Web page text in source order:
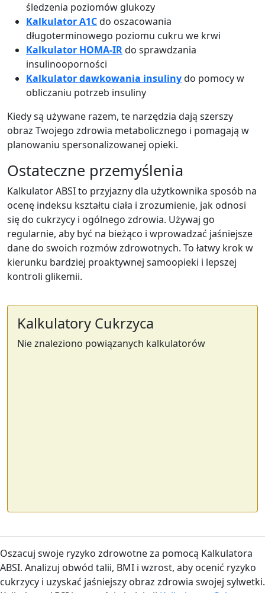
śledzenia poziomów glukozy
Kalkulator A1Cdo oszacowania
długoterminowego poziomu cukru we krwi
Kalkulator HOMA-IRdo sprawdzania
insulinooporności
Kalkulator dawkowania insulinydo pomocy w
obliczaniu potrzeb insuliny
Kiedy są używane razem, te narzędzia dają szerszy
obraz Twojego zdrowia metabolicznego i pomagają w
planowaniu spersonalizowanej opieki.
Ostateczne przemyślenia
Kalkulator ABSI to przyjazny dla użytkownika sposób na
ocenę indeksu kształtu ciała i zrozumienie, jak odnosi
się do cukrzycy i ogólnego zdrowia. Używaj go
regularnie, aby być na bieżąco i wprowadzać jaśniejsze
dane do swoich rozmów zdrowotnych. To łatwy krok w
kierunku bardziej proaktywnej samoopieki i lepszej
kontroli glikemii.
Kalkulatory Cukrzyca
Nie znaleziono powiązanych kalkulatorów
Oszacuj swoje ryzyko zdrowotne za pomocą Kalkulatora
ABSI. Analizuj obwód talii, BMI i wzrost, aby ocenić ryzyko
cukrzycy i uzyskać jaśniejszy obraz zdrowia swojej sylwetki.